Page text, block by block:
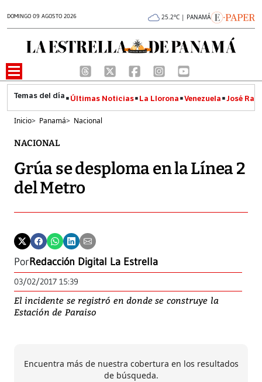
DOMINGO 09 AGOSTO 2026 25.2°C | PANAMÁ
Últimas Noticias La Llorona Venezuela José
Inicio> Panamá> Nacional
NACIONAL
Grúa se desploma en la Línea 2
del Metro
PorRedacción Digital La Estrella
03/02/2017 15:39
El incidente se registró en donde se construye la
Estación de Paraiso
Encuentra más de nuestra cobertura en los resultados
de búsqueda.